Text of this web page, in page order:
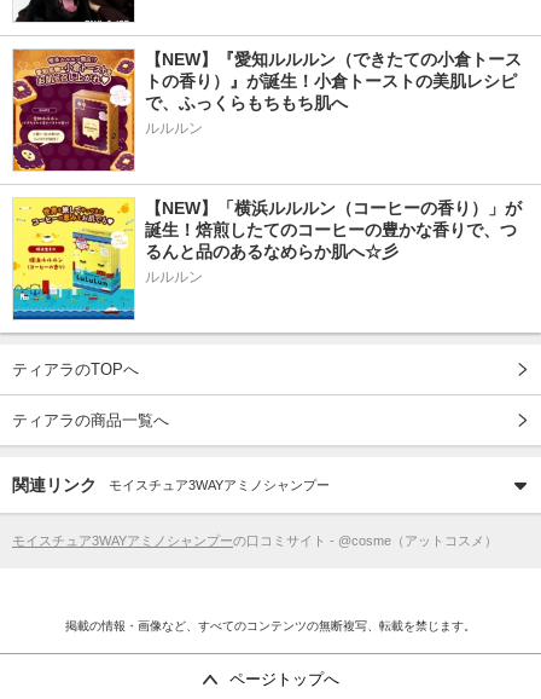
【NEW】『愛知ルルルン（できたての小倉トース
トの香り）』が誕生！小倉トーストの美肌レシピ
で、ふっくらもちもち肌へ
ルルルン
【NEW】「横浜ルルルン（コーヒーの香り）」が
誕生！焙煎したてのコーヒーの豊かな香りで、つ
るんと品のあるなめらか肌へ☆彡
ルルルン
ティアラのTOPへ
ティアラの商品一覧へ
関連リンク モイスチュア3WAYアミノシャンプー
モイスチュア3WAYアミノシャンプーの口コミサイト - @cosme（アットコスメ）
掲載の情報・画像など、すべてのコンテンツの無断複写、転載を禁じます。
ページトップへ